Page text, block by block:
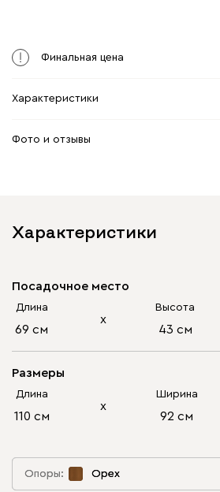
Финальная цена
Характеристики
Фото и отзывы
Характеристики
Посадочное место
Длина
69 см
х
Высота
43 см
Размеры
Длина
110 см
х
Ширина
92 см
Опоры: Орех
Опоры: Орех